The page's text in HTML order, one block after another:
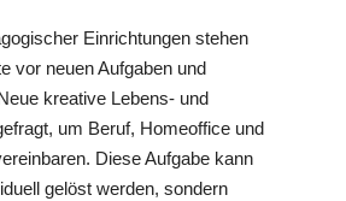
Einrichtungen stehen
vor neuen Aufgaben und
kreative Lebens- und
um Beruf, Homeoffice und
Diese Aufgabe kann
gelöst werden, sondern